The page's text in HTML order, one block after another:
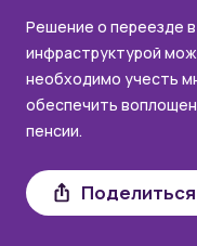
Решение о переезде
инфраструктурой
необходимо учесть
обеспечить
пенсии.
Share